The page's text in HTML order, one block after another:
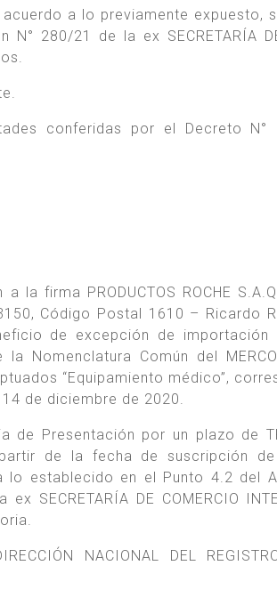
a lo previamente expuesto,
280/21 de la ex SECRETARÍA DE
conferidas por el Decreto N°
la firma PRODUCTOS ROCHE
Código Postal 1610 – Ricardo
de excepción de importación
Nomenclatura Común del
“Equipamiento médico”,
de diciembre de 2020.
de Presentación por un plazo de
de la fecha de suscripción
lo establecido en el Punto 4.2 del
SECRETARÍA DE COMERCIO
NACIONAL DEL